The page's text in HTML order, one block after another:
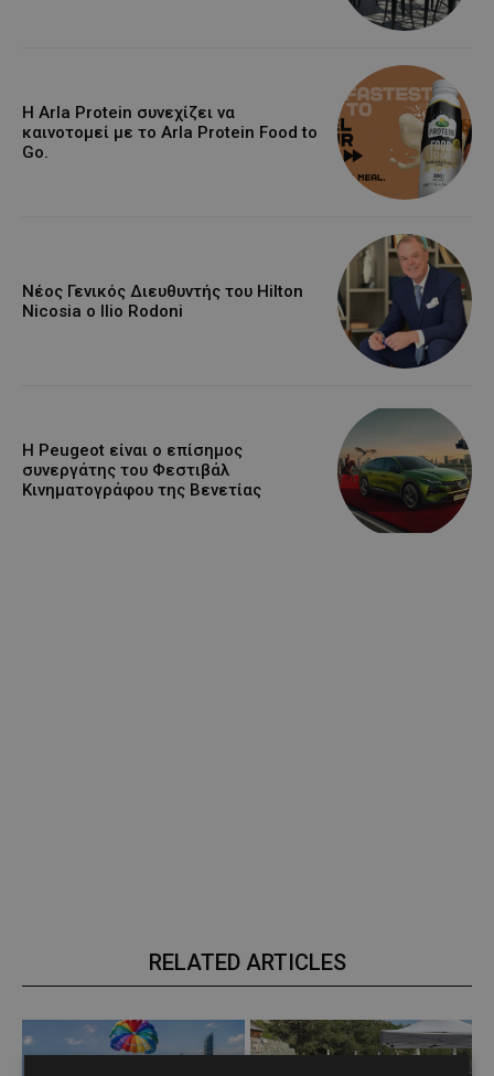
Η Arla Protein συνεχίζει να
καινοτομεί με το Arla Protein Food to
Go.
Νέος Γενικός Διευθυντής του Hilton
Nicosia ο Ilio Rodoni
Η Peugeot είναι ο επίσημος
συνεργάτης του Φεστιβάλ
Κινηματογράφου της Βενετίας
RELATED ARTICLES